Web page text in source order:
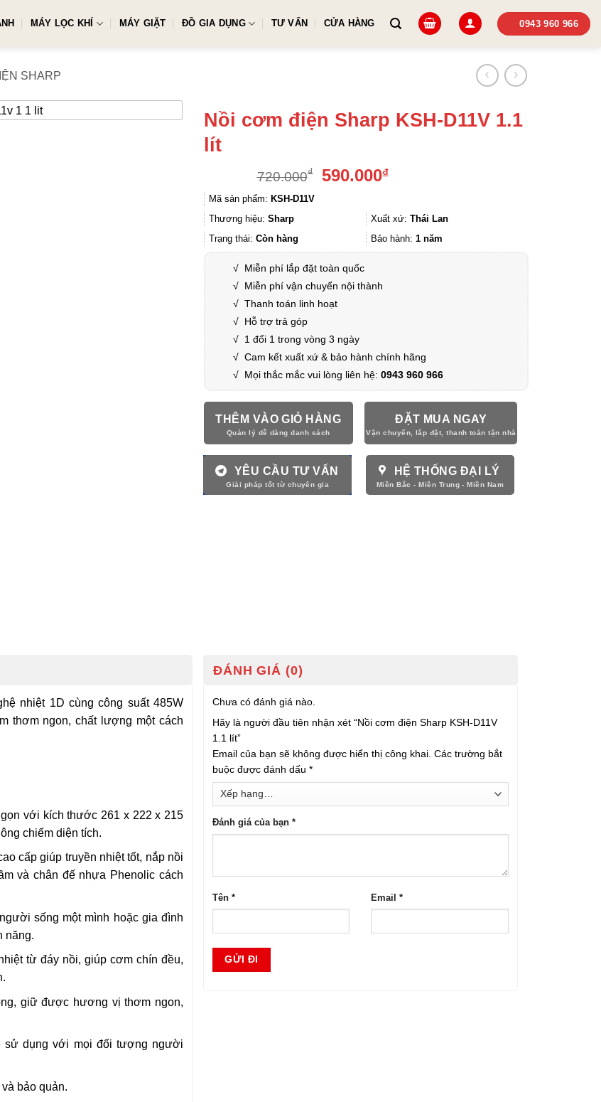
MÁY LỌC KHÍ MÁY GIẶT ĐỒ GIA DỤNG TƯ VẤN CỬA HÀNG 0943 960 966
SHARP
Nồi cơm điện Sharp KSH-D11V 1.1
lít
720.000₫
Giá
720.000₫.
590.000₫Giá
là:
590.000₫.
Mã sản phẩm: KSH-D11V
Thương hiệu: Sharp Xuất xứ:Thái Lan
Trạng thái: Còn hàng Bảo hành:1 năm
√ Miễn phí lắp đặt toàn quốc
√ Miễn phí vận chuyển nội thành
√ Thanh toán linh hoạt
√ Hỗ trợ trả góp
√ 1 đổi 1 trong vòng 3 ngày
√ Cam kết xuất xứ & bảo hành chính hãng
√ Mọi thắc mắc vui lòng liên hệ: 0943 960 966
THÊM VÀO GIỎ HÀNG ĐẶT MUA NGAY
YÊU CẦU TƯ VẤN HỆ THỐNG ĐẠI LÝ
nhiệt 1D cùng công suất 485W
thơm ngon, chất lượng một cách
với kích thước 261 x 222 x 215
chiếm diện tích.
cấp giúp truyền nhiệt tốt, nắp nồi
và chân đế nhựa Phenolic cách
sống một mình hoặc gia đình
năng.
từ đáy nồi, giúp cơm chín đều,
giữ được hương vị thơm ngon,
sử dụng với mọi đối tượng người
bảo quản.
ĐÁNH GIÁ (0)
Chưa có đánh giá nào.
Hãy là người đầu tiên nhận xét “Nồi cơm điện Sharp KSH-D11V
1.1 lít”
Email của bạn sẽ không được hiển thị công khai. Các trường bắt
buộc được đánh dấu *
Đánh giá của bạn *
Tên * Email*